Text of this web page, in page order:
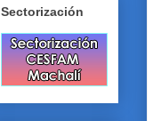
Sectorización